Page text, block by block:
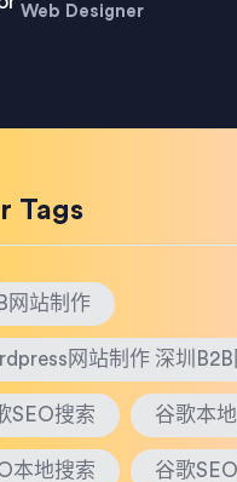
Web Designer
Tags
网站制作
网站制作 深圳
SEO搜索 谷歌本
本地搜索 谷歌